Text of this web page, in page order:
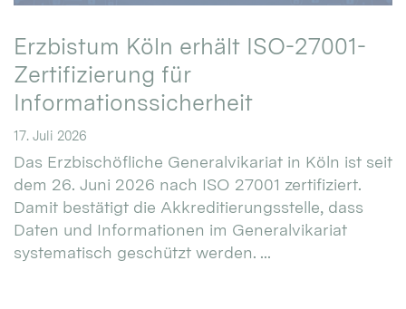
Erzbistum Köln erhält ISO-27001-
Zertifizierung für
Informationssicherheit
17. Juli 2026
Das Erzbischöfliche Generalvikariat in Köln ist seit
dem 26. Juni 2026 nach ISO 27001 zertifiziert.
Damit bestätigt die Akkreditierungsstelle, dass
Daten und Informationen im Generalvikariat
systematisch geschützt werden. ...